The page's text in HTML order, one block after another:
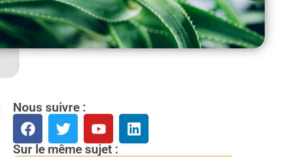
Nous suivre :
Sur le même sujet :